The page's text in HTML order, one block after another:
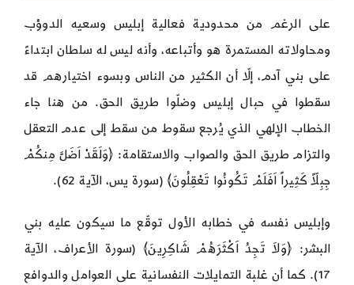
في
هدفه
بشكل
على الرغم من محدودية فعالية إبليس وسعيه الدوؤب
ومحاولاته المستمرة هو وأتباعه، وأنه ليس له سلطان ابتداءً
على بني آدم، إلّا أن الكثير من الناس وبسوء اختيارهم قد
سقطوا في حبال إبليس وضلّوا طريق الحق. من هنا جاء
الخطاب الإلهي الذي يُرجع سقوط من سقط إلى عدم التعقل
والتزام طريق الحق والصواب والاستقامة: ﴿وَلَقَدْ اَضَلَّ مِنكُمْ
جِبِلّاً كَثِيراً اَفَلَمْ تَكُونُوا تَعْقِلُونَ﴾ (سورة يس، الآية 62).
وإبليس نفسه في خطابه الأول توقّع ما سيكون عليه بني
البشر: ﴿وَلاَ تَجِدُ اَكْثَرَهُمْ شَاكِرِينَ﴾ (سورة الأعراف، الآية
17). كما أن غلبة التمايلات النفسانية على العوامل والدوافع